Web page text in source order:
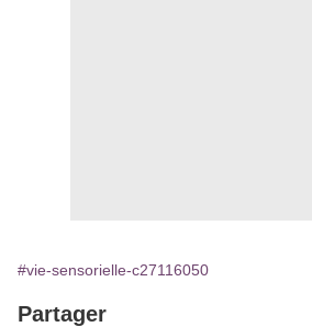
#vie-sensorielle-c27116050
Partager